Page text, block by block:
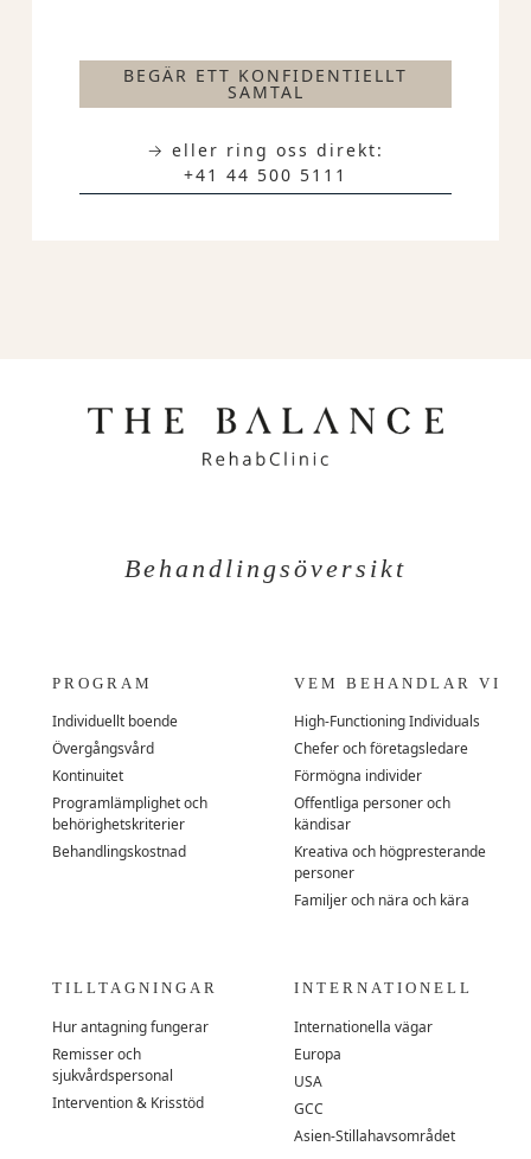
BEGÄR ETT KONFIDENTIELLT
SAMTAL
→ eller ring oss direkt:
+41 44 500 5111
Behandlingsöversikt
PROGRAM
Individuellt boende
Övergångsvård
Kontinuitet
Programlämplighet och
behörighetskriterier
Behandlingskostnad
VEM BEHANDLAR VI
High-Functioning Individuals
Chefer och företagsledare
Förmögna individer
Offentliga personer och
kändisar
Kreativa och högpresterande
personer
Familjer och nära och kära
TILLTAGNINGAR
Hur antagning fungerar
Remisser och
sjukvårdspersonal
Intervention & Krisstöd
INTERNATIONELL
Internationella vägar
Europa
USA
GCC
Asien-Stillahavsområdet